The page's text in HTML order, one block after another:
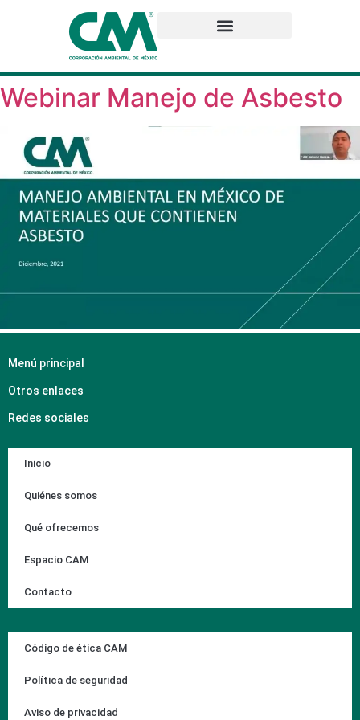
Webinar Manejo de Asbesto
Menú principal
Otros enlaces
Redes sociales
Inicio
Quiénes somos
Qué ofrecemos
Espacio CAM
Contacto
Código de ética CAM
Política de seguridad
Aviso de privacidad